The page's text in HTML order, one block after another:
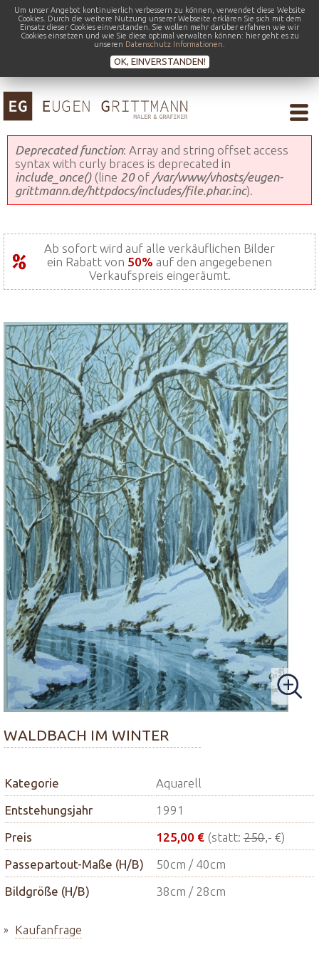
Um unser Angebot kontinuierlich verbessern zu können, verwendet diese Website
Cookies. Durch die weitere Nutzung unserer Webseite erklären Sie sich mit dem
Einsatz dieser Cookies einverstanden. Sie wollen mehr darüber erfahren wie wir
Cookies einsetzen und wie Sie diese optimal verwalten können: hier geht es zu
unseren Datenschutz Informationen
OK, EINVERSTANDEN!
Fehlermeldung
Deprecated function: Array and string offset access
syntax with curly braces is deprecated in
include_once()(line 20of /var/www/vhosts/eugen-
grittmann.de/httpdocs/includes/file.phar.inc).
Ab sofort wird auf alle verkäuflichen Bilder
ein Rabatt von 50% auf den angegebenen
Verkaufspreis eingeräumt.
WALDBACH IM WINTER
Kategorie
Aquarell
Entstehungsjahr
1991
Preis
125,00 € (statt: 250,- €)
Passepartout-Maße (H/B)
50cm / 40cm
Bildgröße (H/B)
38cm / 28cm
Kaufanfrage